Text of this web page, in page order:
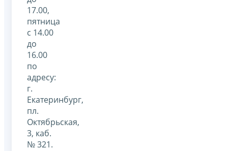
17.00,
пятница
с 14.00
до
16.00
по
адресу:
г.
Екатеринбург,
пл.
Октябрьская,
3, каб.
№ 321.